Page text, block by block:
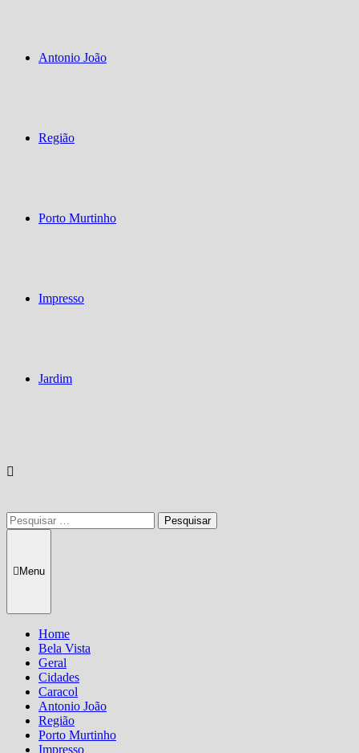
Antonio João
Região
Porto Murtinho
Impresso
Jardim
Pesquisar
por:
Menu
Home
Bela Vista
Geral
Cidades
Caracol
Antonio João
Região
Porto Murtinho
Impresso